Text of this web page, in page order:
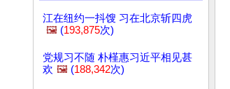
江在纽约一抖馊 习在北京斩四虎
🖼️ (193,875次)
党规习不随 朴槿惠习近平相见甚
欢 🖼️ (188,342次)